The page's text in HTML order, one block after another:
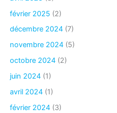
février 2025 (2)
décembre 2024 (7)
novembre 2024 (5)
octobre 2024 (2)
juin 2024 (1)
avril 2024 (1)
février 2024 (3)